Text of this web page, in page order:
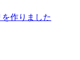
作りました